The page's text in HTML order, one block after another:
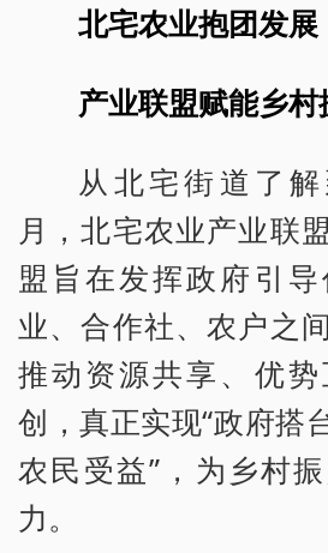
北宅农业抱团发展
产业联盟赋能乡村
从北宅街道了
月，北宅农业产业联
盟旨在发挥政府引
业、合作社、农户之
推动资源共享、优
创，真正实现“政府搭
农民受益”，为乡村
力。